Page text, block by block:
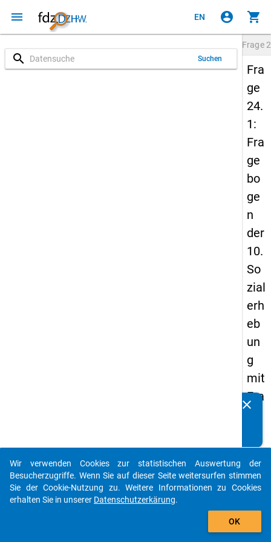
menu EN account_circle shopping_cart
search Suchen
Frage
Fra
ge
24.
1:
Fra
ge
bo
ge
n
der
10.
So
zial
erh
eb
un
g
mit
Fra
zu
de
n
clear
auto_stories
add_shopping_cart
Wir verwenden Cookies zur statistischen Auswertung der
Besucherzugriffe. Wenn Sie auf dieser Seite weitersurfen stimmen
Sie der Cookie-Nutzung zu. Weitere Informationen zu Cookies
erhalten Sie in unserer Datenschutzerkärung.
OK